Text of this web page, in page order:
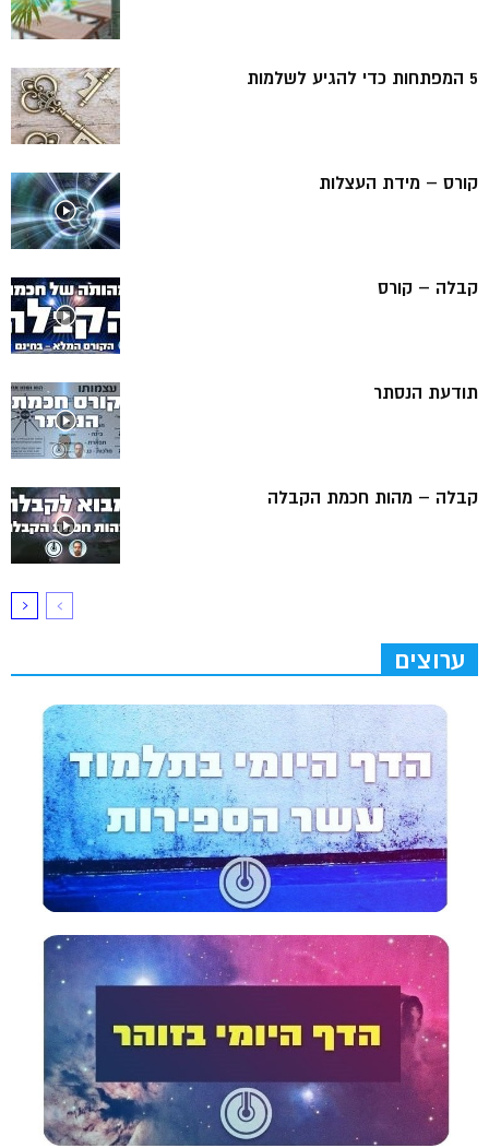
5 המפתחות כדי להגיע לשלמות
קורס – מידת העצלות
קבלה – קורס
תודעת הנסתר
קבלה – מהות חכמת הקבלה
ערוצים